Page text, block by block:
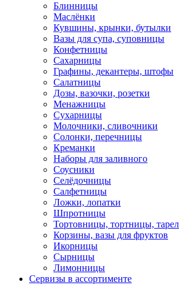
Блинницы
Маслёнки
Кувшины, крынки, бутылки
Вазы для супа, суповницы
Конфетницы
Сахарницы
Графины, декантеры, штофы
Салатницы
Дозы, вазочки, розетки
Менажницы
Сухарницы
Молочники, сливочники
Солонки, перечницы
Креманки
Наборы для заливного
Соусники
Селёдочницы
Салфетницы
Ложки, лопатки
Шпротницы
Тортовницы, тортницы,
Корзины, вазы для фруктов
Икорницы
Сырницы
Лимонницы
Сервизы в ассортименте